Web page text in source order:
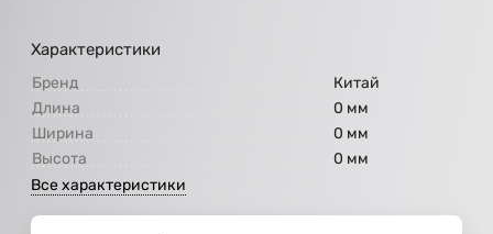
Характеристики
Бренд
Китай
Длина
0 мм
Ширина
0 мм
Высота
0 мм
Все характеристики